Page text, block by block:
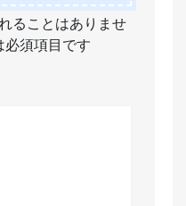
ることはありませ
必須項目です